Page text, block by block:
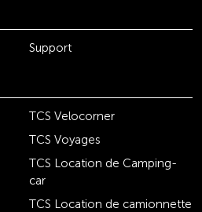
Support
TCS Velocorner
TCS Voyages
TCS Location de Camping-
car
TCS Location de camionnette